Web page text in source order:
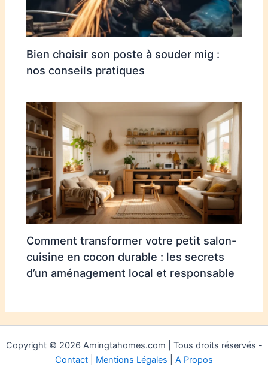
Bien choisir son poste à souder mig :
nos conseils pratiques
Comment transformer votre petit salon-
cuisine en cocon durable : les secrets
d’un aménagement local et responsable
Copyright © 2026 Amingtahomes.com | Tous droits réservés -
Contact
Mentions Légales A Propos